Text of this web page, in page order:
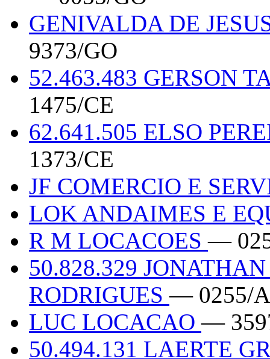
GENIVALDA DE
9373/GO
52.463.483 GERSON
1475/CE
62.641.505 ELSO
1373/CE
JF COMERCIO E
LOK ANDAIMES E
R M LOCACOES—
50.828.329
RODRIGUES— 0255/
LUC LOCACAO—
50.494.131 LAERTE